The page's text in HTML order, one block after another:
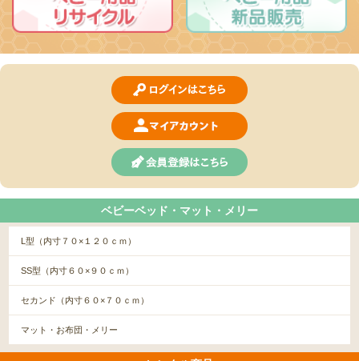
ベビーベッド・マット・メリー
L型（内寸７０×１２０ｃｍ）
SS型（内寸６０×９０ｃｍ）
セカンド（内寸６０×７０ｃｍ）
マット・お布団・メリー